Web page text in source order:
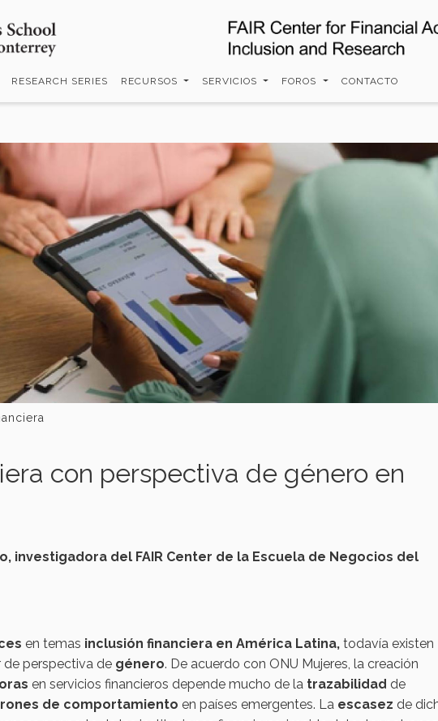
RESEARCH SERIES RECURSOS SERVICIOS FOROS CONTACTO
con perspectiva de género en
investigadora del FAIR Center de la Escuela de Negocios del
en temas inclusión financiera en América Latina, todavía existen
de perspectiva de género. De acuerdo con ONU Mujeres, la creación
en servicios financieros depende mucho de la trazabilidad de
de comportamiento en países emergentes. La escasez de